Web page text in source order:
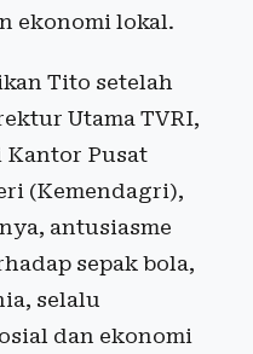
ekonomi lokal.
Tito setelah
Utama TVRI,
Kantor Pusat
(Kemendagri),
antusiasme
sepak bola,
selalu
dan ekonomi